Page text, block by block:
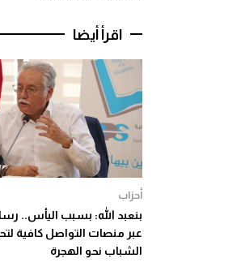
اقرأ أيضا
أحزاب
بنعبد الله: بسبب اليأس..
عبر منصات التواصل كافية
الشباب نحو الهجرة